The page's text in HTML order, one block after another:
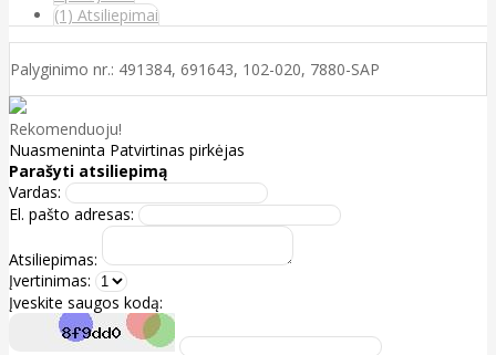
(1) Atsiliepimai
Palyginimo nr.: 491384, 691643, 102-020, 7880-SAP
Rekomenduoju!
Nuasmeninta Patvirtinas pirkėjas
Parašyti atsiliepimą
Vardas:
El. pašto adresas:
Atsiliepimas:
Įvertinimas:
Įveskite saugos kodą: